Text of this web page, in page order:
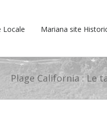
Locale Mariana site
Plage California : Le